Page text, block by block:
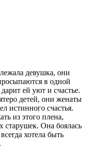
девушка, они
в одной
ей уют и счастье.
детей, они женаты
истинного счастья.
из этого плена,
старушек. Она боялась
хотела быть